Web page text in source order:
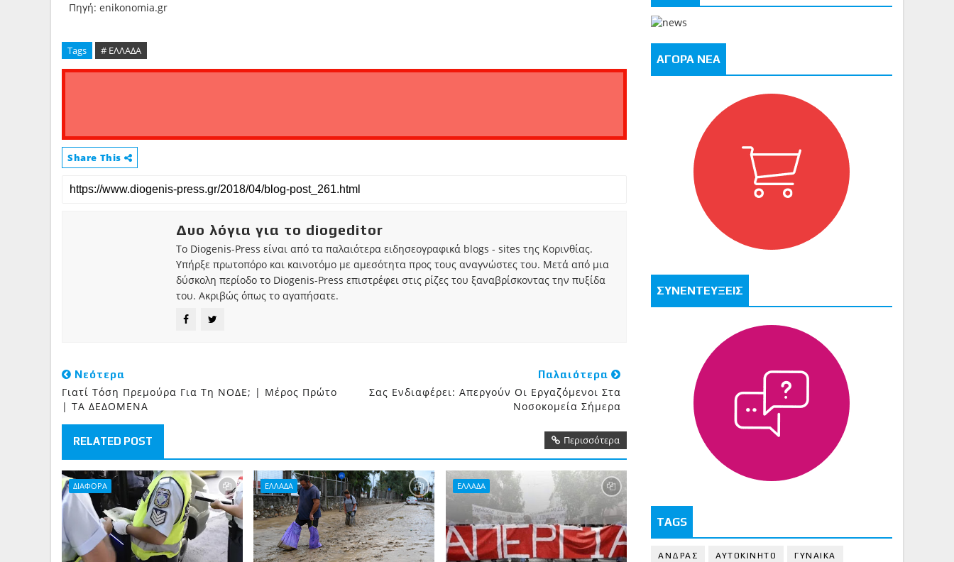
Πηγή: enikonomia.gr
Tags # ΕΛΛΑΔΑ
Share This
Δυο λόγια για το diogeditor
Το Diogenis-Press είναι από τα παλαιότερα ειδησεογραφικά blogs - sites της Κορινθίας.
Υπήρξε πρωτοπόρο και καινοτόμο με αμεσότητα προς τους αναγνώστες του. Μετά από μια
δύσκολη περίοδο το Diogenis-Press επιστρέφει στις ρίζες του ξαναβρίσκοντας την πυξίδα
του. Ακριβώς όπως το αγαπήσατε.
Νεότερα
Γιατί Τόση Πρεμούρα Για Τη ΝΟΔΕ; | Μέρος Πρώτο
| ΤΑ ΔΕΔΟΜΕΝΑ
Παλαιότερα
Σας Ενδιαφέρει: Απεργούν Οι Εργαζόμενοι Στα
Νοσοκομεία Σήμερα
RELATED POST Περισσότερα
ΔΙΑΦΟΡΑ ΕΛΛΑΔΑ ΕΛΛΑΔΑ
ΑΓΟΡΑ ΝΕΑ
ΣΥΝΕΝΤΕΥΞΕΙΣ
TAGS
ΑΝΔΡΑΣ ΑΥΤΟΚΙΝΗΤΟ ΓΥΝΑΙΚΑ